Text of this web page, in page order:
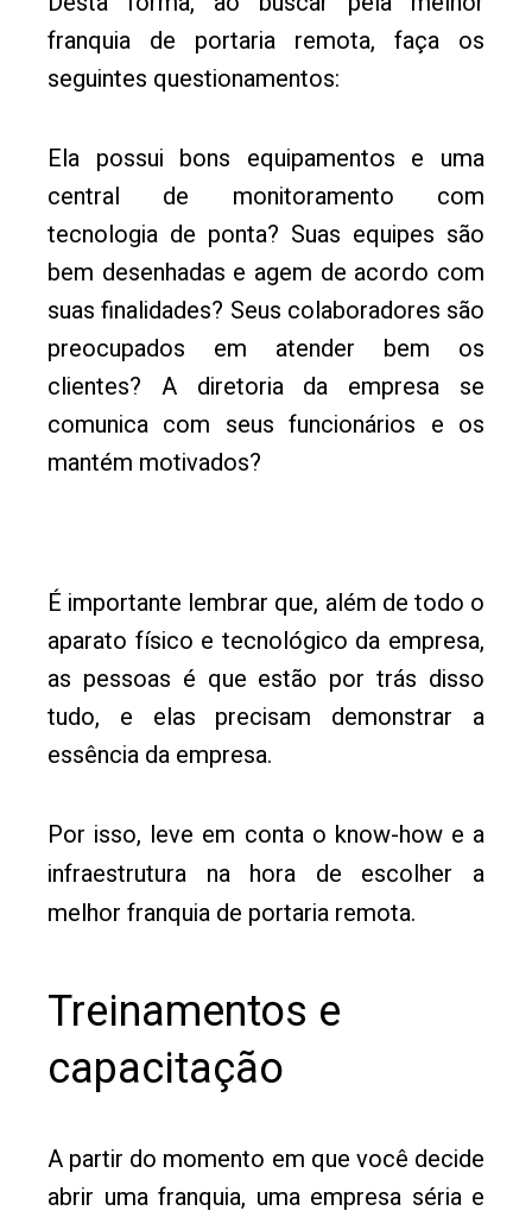
franquia de portaria remota, faça os
seguintes questionamentos:
Ela possui bons equipamentos e uma
central de monitoramento com
tecnologia de ponta? Suas equipes são
bem desenhadas e agem de acordo com
suas finalidades? Seus colaboradores são
preocupados em atender bem os
clientes? A diretoria da empresa se
comunica com seus funcionários e os
mantém motivados?
É importante lembrar que, além de todo o
aparato físico e tecnológico da empresa,
as pessoas é que estão por trás disso
tudo, e elas precisam demonstrar a
essência da empresa.
Por isso, leve em conta o know-how e a
infraestrutura na hora de escolher a
melhor franquia de portaria remota.
Treinamentos e
capacitação
A partir do momento em que você decide
abrir uma franquia, uma empresa séria e